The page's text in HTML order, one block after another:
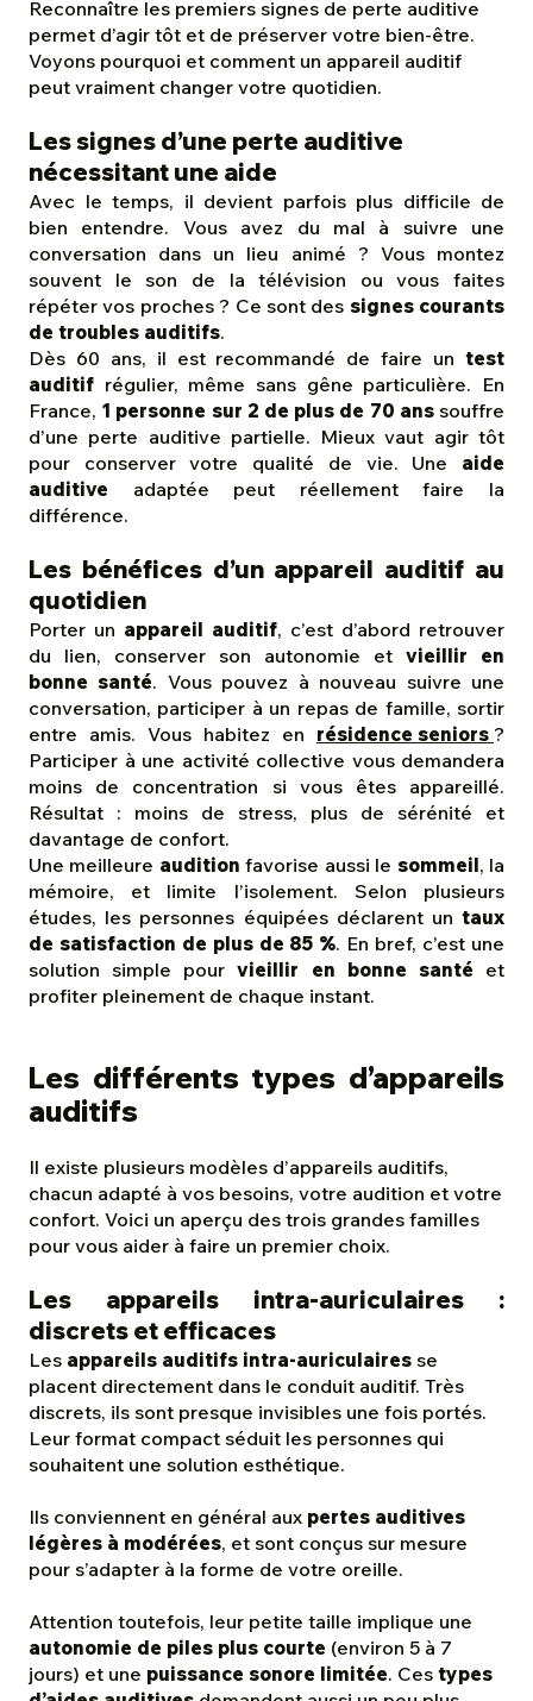
Reconnaître les premiers signes de perte auditive
permet d’agir tôt et de préserver votre bien-être.
Voyons pourquoi et comment un appareil auditif
peut vraiment changer votre quotidien.
Les signes d’une perte auditive
nécessitant une aide
Avec le temps, il devient parfois plus difficile de
bien entendre. Vous avez du mal à suivre une
conversation dans un lieu animé ? Vous montez
souvent le son de la télévision ou vous faites
répéter vos proches ? Ce sont des signes courants
de troubles auditifs.
Dès 60 ans, il est recommandé de faire un test
auditif régulier, même sans gêne particulière. En
France, 1 personne sur 2 de plus de 70 anssouffre
d’une perte auditive partielle. Mieux vaut agir tôt
pour conserver votre qualité de vie. Une aide
auditive adaptée peut réellement faire la
différence.
Les bénéfices d’un appareil auditif au
quotidien
Porter un appareil auditif, c’est d’abord retrouver
du lien, conserver son autonomie et vieillir en
bonne santé. Vous pouvez à nouveau suivre une
conversation, participer à un repas de famille, sortir
entre amis. Vous habitez en résidence seniors ?
Participer à une activité collective vous demandera
moins de concentration si vous êtes appareillé.
Résultat : moins de stress, plus de sérénité et
davantage de confort.
Une meilleure audition favorise aussi le sommeil, la
mémoire, et limite l’isolement. Selon plusieurs
études, les personnes équipées déclarent un taux
de satisfaction de plus de 85 %. En bref, c’est une
solution simple pourvieillir en bonne santé et
profiter pleinement de chaque instant.
Les différents types d’appareils
auditifs
Il existe plusieurs modèles d’appareils auditifs,
chacun adapté à vos besoins, votre audition et votre
confort. Voici un aperçu des trois grandes familles
pour vous aider à faire un premier choix.
Les appareils intra-auriculaires :
discrets et efficaces
Les appareils auditifs intra-auriculaires se
placent directement dans le conduit auditif. Très
discrets, ils sont presque invisibles une fois portés.
Leur format compact séduit les personnes qui
souhaitent une solution esthétique.
Ils conviennent en général aux pertes auditives
légères à modérées, et sont conçus sur mesure
pour s’adapter à la forme de votre oreille.
Attention toutefois, leur petite taille implique une
autonomie de piles plus courte (environ 5 à 7
jours) et une puissance sonore limitée. Ces types